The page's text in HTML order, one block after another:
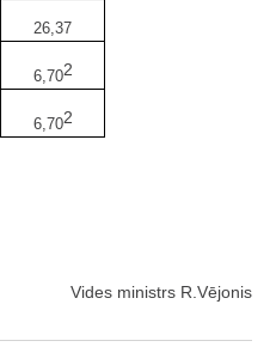
26,37
6,702
6,702
Vides ministrs R.Vējonis